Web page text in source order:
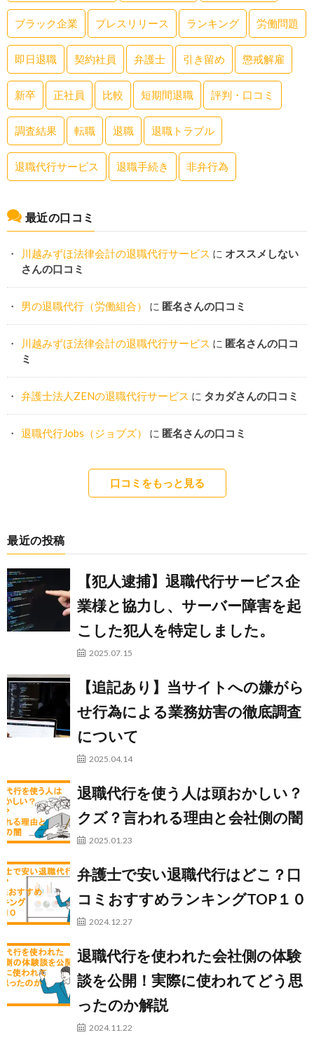
ブラック企業 プレスリリース ランキング 労働問題
即日退職 契約社員 弁護士 引き留め 懲戒解雇
新卒 正社員 比較 短期間退職 評判・口コミ
調査結果 転職 退職 退職トラブル
退職代行サービス 退職手続き 非弁行為
最近の口コミ
川越みずほ法律会計の退職代行サービス に オススメしない
さんの口コミ
男の退職代行（労働組合） に 匿名さんの口コミ
川越みずほ法律会計の退職代行サービス に 匿名さんの口コ
ミ
弁護士法人ZENの退職代行サービス に タカダさんの口コミ
退職代行Jobs（ジョブズ） に 匿名さんの口コミ
口コミをもっと見る
最近の投稿
【犯人逮捕】退職代行サービス企
業様と協力し、サーバー障害を起
こした犯人を特定しました。
2025.07.15
【追記あり】当サイトへの嫌がら
せ行為による業務妨害の徹底調査
について
2025.04.14
退職代行を使う人は頭おかしい？
クズ？言われる理由と会社側の闇
2025.01.23
弁護士で安い退職代行はどこ？口
コミおすすめランキングTOP１０
2024.12.27
退職代行を使われた会社側の体験
談を公開！実際に使われてどう思
ったのか解説
2024.11.22